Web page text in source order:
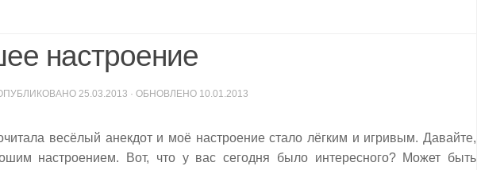
настроение
25.03.2013 · ОБНОВЛЕНО 10.01.2013
весёлый анекдот и моё настроение стало лёгким и игривым. Давайте,
настроением. Вот, что у вас сегодня было интересного? Может быть